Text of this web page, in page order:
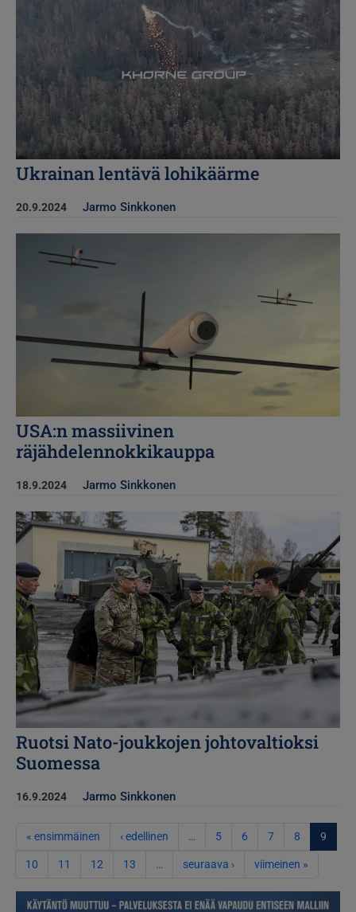
Ukrainan lentävä lohikäärme
20.9.2024 Jarmo Sinkkonen
USA:n massiivinen
räjähdelennokkikauppa
18.9.2024 Jarmo Sinkkonen
Kuva
Ruotsi Nato-joukkojen johtovaltioksi
Suomessa
16.9.2024 Jarmo Sinkkonen
Sivutus
« ensimmäinen Ensimmäinen sivu
‹ edellinen Edellinen sivu
… 5 6 7 8 9
10 11 12 13 … seuraava ›Seuraava sivu
viimeinen »